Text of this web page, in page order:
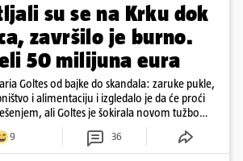
su se na Krku dok
završilo je burno.
50 milijuna eura
Goltes od bajke do skandala: zaruke pukle,
i alimentaciju i izgledalo je da će proći
ali Goltes je šokirala novom tužbom
9 36